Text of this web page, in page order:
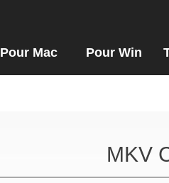
Pour Mac Pour Win
MKV